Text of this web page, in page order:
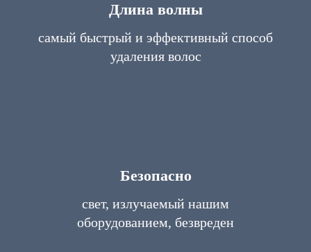
Длина волны
самый быстрый и эффективный способ
удаления волос
Безопасно
свет, излучаемый нашим
оборудованием, безвреден